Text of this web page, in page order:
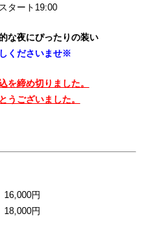
タート19:00
な夜にぴったりの装い
くださいませ※
を締め切りました。
うございました。
16,000円
18,000円